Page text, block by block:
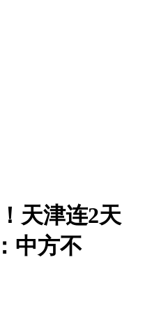
天津连2天
中方不